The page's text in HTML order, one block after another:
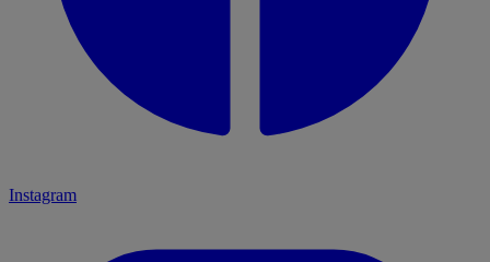
Instagram